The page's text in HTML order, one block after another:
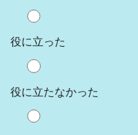
役に立った
役に立たなかった